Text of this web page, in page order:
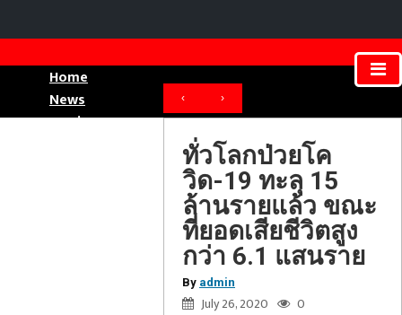
Home
News
Movie News
‹ ›
ทั่วโลกป่วยโค
วิด-19 ทะลุ 15
ล้านรายแล้ว ขณะ
ที่ยอดเสียชีวิตสูง
กว่า 6.1 แสนราย
By admin
July 26, 2020 0